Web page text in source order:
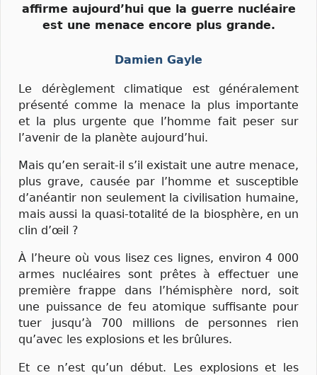
affirme aujourd’hui que la guerre nucléaire
est une menace encore plus grande.
Damien Gayle
Le dérèglement climatique est généralement
présenté comme la menace la plus importante
et la plus urgente que l’homme fait peser sur
l’avenir de la planète aujourd’hui.
Mais qu’en serait-il s’il existait une autre menace,
plus grave, causée par l’homme et susceptible
d’anéantir non seulement la civilisation humaine,
mais aussi la quasi-totalité de la biosphère, en un
clin d’œil ?
À l’heure où vous lisez ces lignes, environ 4 000
armes nucléaires sont prêtes à effectuer une
première frappe dans l’hémisphère nord, soit
une puissance de feu atomique suffisante pour
tuer jusqu’à 700 millions de personnes rien
qu’avec les explosions et les brûlures.
Et ce n’est qu’un début. Les explosions et les